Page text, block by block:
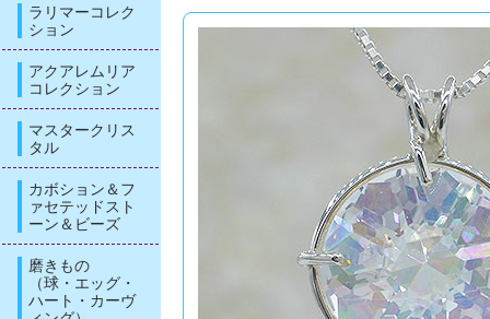
ラリマーコレク
ション
アクアレムリア
コレクション
マスタークリス
タル
カボション＆フ
ァセテッドスト
ーン＆ビーズ
磨きもの
（球・エッグ・
ハート・カーヴ